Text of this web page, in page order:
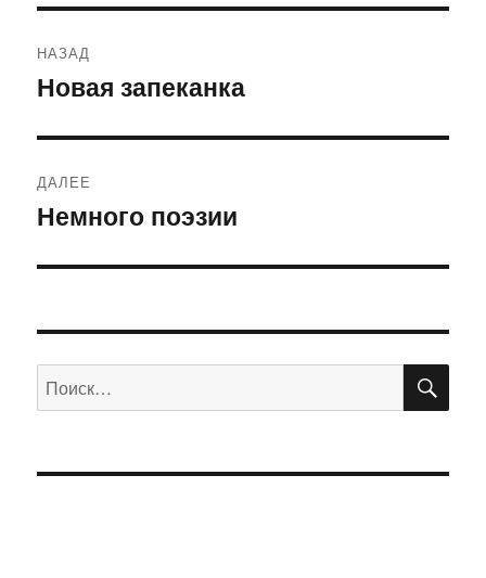
по
НАЗАД
Предыдущая
Новая запеканка
ДАЛЕЕ
Следующая
Немного поэзии
Искать: